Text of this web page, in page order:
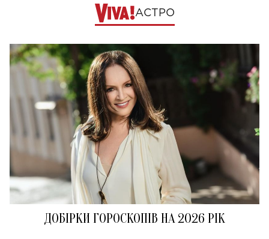
АСТРО
ДОБІРКИ ГОРОСКОПІВ НА 2026 РІК